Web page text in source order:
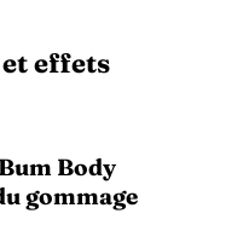
effets
Body
gommage